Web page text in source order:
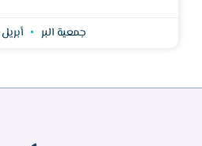
جمعية البر أبريل 7, 2026